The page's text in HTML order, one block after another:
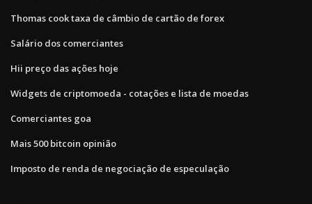
Thomas cook taxa de câmbio de cartão de forex
Salário dos comerciantes
Hii preço das ações hoje
Widgets de criptomoeda - cotações e lista de moedas
Comerciantes goa
Mais 500 bitcoin opinião
Imposto de renda de negociação de especulação